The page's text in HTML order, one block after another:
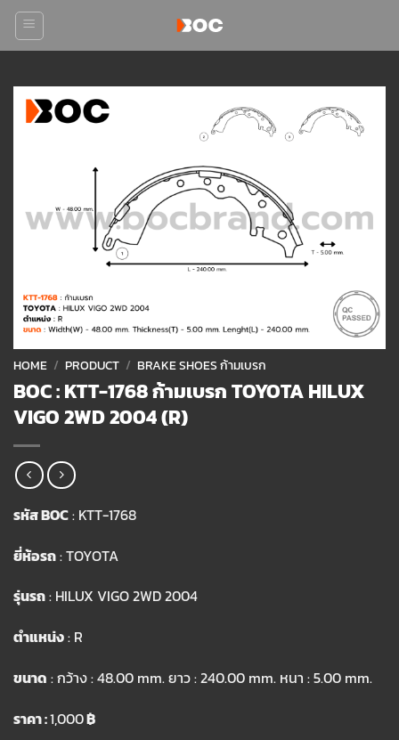
Skip
content
Add to
HOME / PRODUCT / BRAKE SHOES ก้ามเบรก
BOC : KTT-1768 ก้ามเบรก TOYOTA HILUX
VIGO 2WD 2004 (R)
รหัส BOC: KTT-1768
ยี่ห้อรถ: TOYOTA
รุ่นรถ: HILUX VIGO 2WD 2004
ตำแหน่ง: R
ขนาด : กว้าง : 48.00 mm. ยาว : 240.00 mm. หนา : 5.00 mm.
ราคา :1,000฿